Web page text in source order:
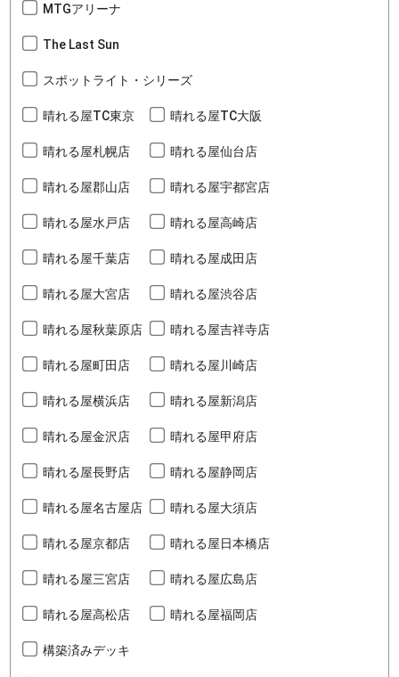
MTGアリーナ
The Last Sun
スポットライト・シリーズ
晴れる屋TC東京 晴れる屋TC大阪
晴れる屋札幌店 晴れる屋仙台店
晴れる屋郡山店 晴れる屋宇都宮店
晴れる屋水戸店 晴れる屋高崎店
晴れる屋千葉店 晴れる屋成田店
晴れる屋大宮店 晴れる屋渋谷店
晴れる屋秋葉原店 晴れる屋吉祥寺店
晴れる屋町田店 晴れる屋川崎店
晴れる屋横浜店 晴れる屋新潟店
晴れる屋金沢店 晴れる屋甲府店
晴れる屋長野店 晴れる屋静岡店
晴れる屋名古屋店 晴れる屋大須店
晴れる屋京都店 晴れる屋日本橋店
晴れる屋三宮店 晴れる屋広島店
晴れる屋高松店 晴れる屋福岡店
構築済みデッキ